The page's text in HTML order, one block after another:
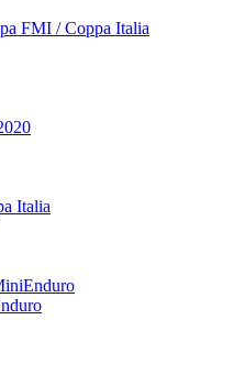
FMI / Coppa Italia
Italia